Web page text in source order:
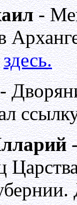
-
здесь.
-